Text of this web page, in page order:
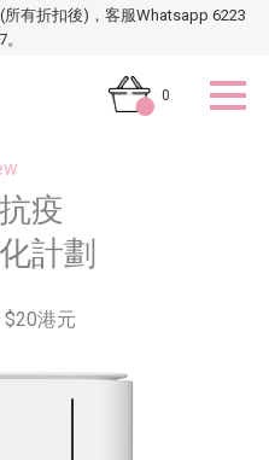
有折扣後)，客服Whatsapp 6223
0
疫
計劃
港元